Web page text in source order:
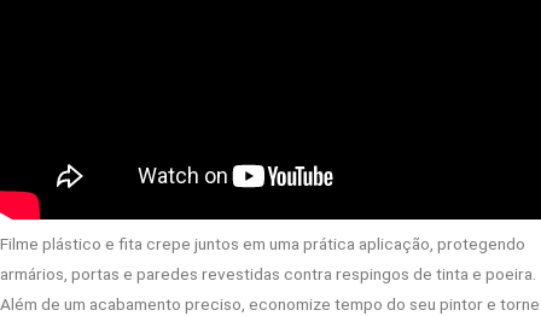
Filme plástico e fita crepe juntos em uma prática aplicação, protegendo
armários, portas e paredes revestidas contra respingos de tinta e poeira.
Além de um acabamento preciso, economize tempo do seu pintor e torne